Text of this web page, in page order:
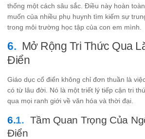
thống một cách sâu sắc. Điều này hoàn
muốn của nhiều phụ huynh tìm kiếm sự
trong môi trường học tập của con em mình.
Mở Rộng Tri Thức Qua
Điển
Giáo dục cổ điển không chỉ đơn thuần là
có từ lâu đời. Nó là một triết lý tiếp cận tri
qua mọi ranh giới về văn hóa và thời đại.
Tầm Quan Trọng Của
Điển